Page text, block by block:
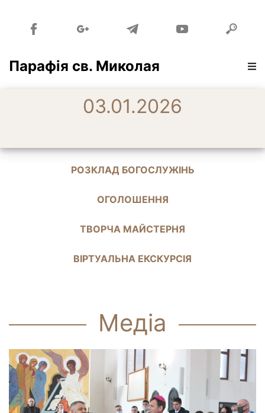
Парафія св. Миколая
03.01.2026
РОЗКЛАД БОГОСЛУЖІНЬ
ОГОЛОШЕННЯ
ТВОРЧА МАЙСТЕРНЯ
ВІРТУАЛЬНА ЕКСКУРСІЯ
Медіа